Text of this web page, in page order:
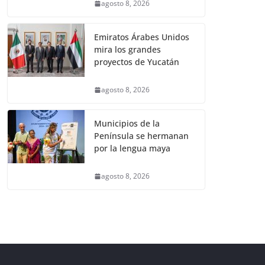
agosto 8, 2026
Emiratos Árabes Unidos
mira los grandes
proyectos de Yucatán
agosto 8, 2026
Municipios de la
Península se hermanan
por la lengua maya
agosto 8, 2026